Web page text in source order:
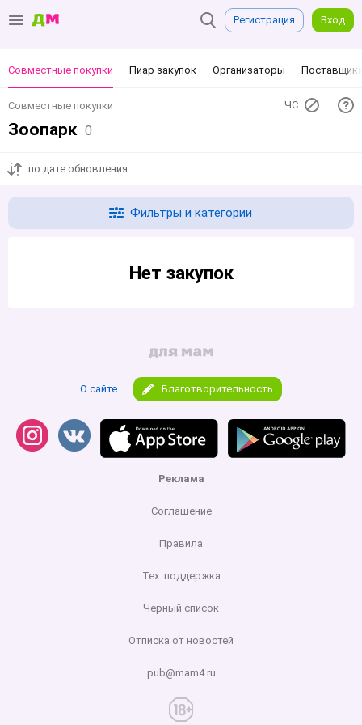
Регистрация Вход
Совместные покупки Пиар закупок Организаторы
ЧС
Совместные покупки
Зоопарк 0
по дате обновления
Фильтры и категории
Нет закупок
О сайте Благотворительность
Реклама
Соглашение
Правила
Тех. поддержка
Черный список
Отписка от новостей
pub@mam4.ru